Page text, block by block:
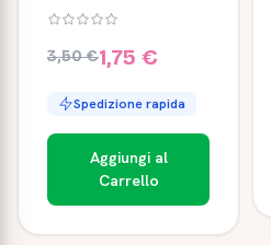
3,50 €1,75 €
Spedizione rapida
Aggiungi al
Carrello